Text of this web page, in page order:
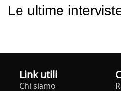
Le ultime
Link utili
Chi siamo